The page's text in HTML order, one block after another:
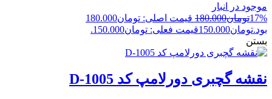
موجود در انبار
17%تومان180.000
قیمت اصلی: تومان180.000
بود.تومان150.000قیمت فعلی: تومان150.000.
بستن
نقشه گچبری دورلامپ کد D-1005